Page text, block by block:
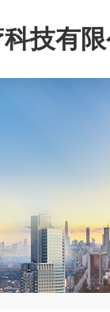
技有